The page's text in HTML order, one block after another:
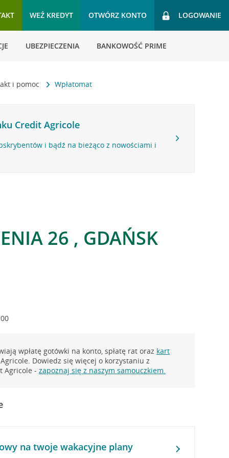
WEŹ KREDYT OTWÓRZ KONTO LOGOWANIE
UBEZPIECZENIA BANKOWOŚĆ PRIME
i pomoc Wpłatomat
Credit Agricole
i bądź na bieżąco z nowościami i
26 , GDAŃSK
wpłatę gotówki na konto, spłatę rat oraz kart
Dowiedz się więcej o korzystaniu z
Agricole -zapoznaj się z naszym samouczkiem.
na twoje wakacyjne plany